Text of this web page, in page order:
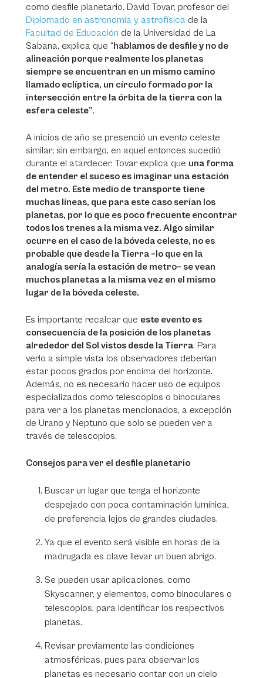
como desfile planetario. David Tovar, profesor del
Diplomado en astronomía y astrofísica de la
Facultad de Educación de la Universidad de La
Sabana, explica que “hablamos de desfile y no de
alineación porque realmente los planetas
siempre se encuentran en un mismo camino
llamado eclíptica, un círculo formado por la
intersección entre la órbita de la tierra con la
esfera celeste”.
A inicios de año se presenció un evento celeste
similar; sin embargo, en aquel entonces sucedió
durante el atardecer. Tovar explica que una forma
de entender el suceso es imaginar una estación
del metro. Este medio de transporte tiene
muchas líneas, que para este caso serían los
planetas, por lo que es poco frecuente encontrar
todos los trenes a la misma vez. Algo similar
ocurre en el caso de la bóveda celeste, no es
probable que desde la Tierra –lo que en la
analogía sería la estación de metro– se vean
muchos planetas a la misma vez en el mismo
lugar de la bóveda celeste.
Es importante recalcar que este evento es
consecuencia de la posición de los planetas
alrededor del Sol vistos desde la Tierra. Para
verlo a simple vista los observadores deberían
estar pocos grados por encima del horizonte.
Además, no es necesario hacer uso de equipos
especializados como telescopios o binoculares
para ver a los planetas mencionados, a excepción
de Urano y Neptuno que solo se pueden ver a
través de telescopios.
Consejos para ver el desfile planetario
Buscar un lugar que tenga el horizonte
despejado con poca contaminación lumínica,
de preferencia lejos de grandes ciudades.
Ya que el evento será visible en horas de la
madrugada es clave llevar un buen abrigo.
Se pueden usar aplicaciones, como
Skyscanner, y elementos, como binoculares o
telescopios, para identificar los respectivos
planetas.
Revisar previamente las condiciones
atmosféricas, pues para observar los
planetas es necesario contar con un cielo